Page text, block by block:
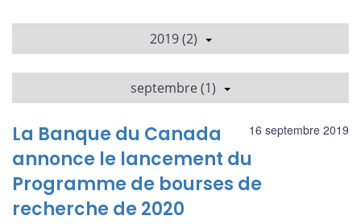
2019 (2)
septembre (1)
16 septembre 2019
La Banque du Canada
annonce le lancement du
Programme de bourses de
recherche de 2020